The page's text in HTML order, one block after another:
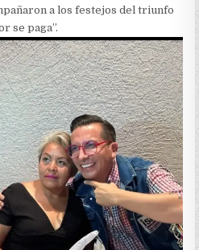
a los festejos del triunfo
se paga”.